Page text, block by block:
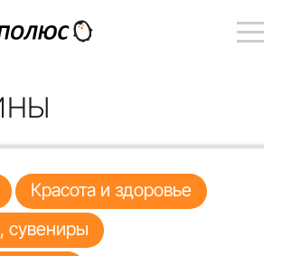
Красота и здоровье
сувениры